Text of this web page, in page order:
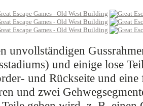
unvollständigen
und einige lose
und Rückseite und
und zwei